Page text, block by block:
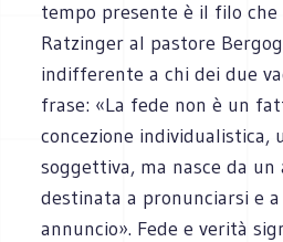
tempo presente è il filo
Ratzinger al pastore
indifferente a chi dei due
frase: «La fede non è un
concezione individualistica,
soggettiva, ma nasce da un
destinata a pronunciarsi e
annuncio». Fede e verità